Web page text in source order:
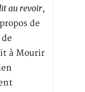
au revoir,
de
à Mourir